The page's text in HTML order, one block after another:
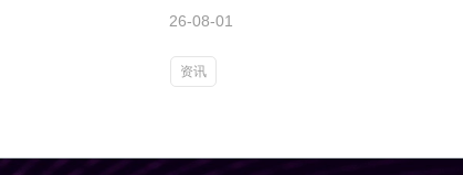
26-08-01
资讯